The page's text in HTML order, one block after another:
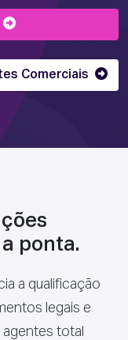
Comerciais
ponta.
a qualificação
legais e
total